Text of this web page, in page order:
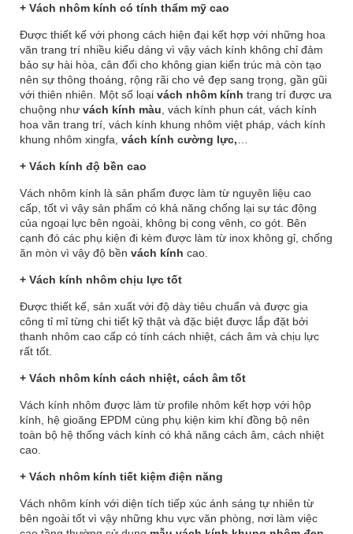
+ Vách nhôm kính có tính thẩm mỹ cao
Được thiết kế với phong cách hiện đại kết hợp với những hoa
văn trang trí nhiều kiểu dáng vì vậy vách kính không chỉ đảm
bảo sự hài hòa, cân đối cho không gian kiến trúc mà còn tạo
nên sự thông thoáng, rộng rãi cho vẻ đẹp sang trọng, gần gũi
với thiên nhiên. Một số loại vách nhôm kính trang trí được ưa
chuộng như vách kính màu, vách kính phun cát, vách kính
hoa văn trang trí, vách kính khung nhôm việt pháp, vách kính
khung nhôm xingfa, vách kính cường lực,…
+ Vách kính độ bền cao
Vách nhôm kính là sản phẩm được làm từ nguyên liệu cao
cấp, tốt vì vậy sản phẩm có khả năng chống lại sự tác động
của ngoại lực bên ngoài, không bị cong vênh, co gót. Bên
cạnh đó các phụ kiện đi kèm được làm từ inox không gỉ, chống
ăn mòn vì vậy độ bền vách kính cao.
+ Vách kính nhôm chịu lực tốt
Được thiết kế, sản xuất với độ dày tiêu chuẩn và được gia
công tỉ mỉ từng chi tiết kỹ thật và đặc biệt được lắp đặt bởi
thanh nhôm cao cấp có tính cách nhiệt, cách âm và chịu lực
rất tốt.
+ Vách nhôm kính cách nhiệt, cách âm tốt
Vách kính nhôm được làm từ profile nhôm kết hợp với hộp
kính, hệ gioăng EPDM cùng phụ kiện kim khí đồng bộ nên
toàn bộ hệ thống vách kính có khả năng cách âm, cách nhiệt
cao.
+ Vách nhôm kính tiết kiệm điện năng
Vách nhôm kính với diện tích tiếp xúc ánh sáng tự nhiên từ
bên ngoài tốt vì vậy những khu vực văn phòng, nơi làm việc